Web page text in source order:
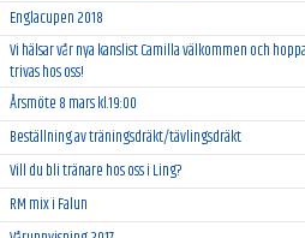
Englacupen 2018
Vi hälsar vår nya kanslist Camilla välkommen och
trivas hos oss!
Årsmöte 8 mars kl.19:00
Beställning av träningsdräkt/tävlingsdräkt
Vill du bli tränare hos oss i Ling?
RM mix i Falun